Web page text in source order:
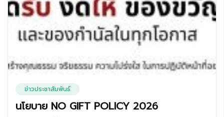
ข่าวประชาสัมพันธ์
นโยบาย NO GIFT POLICY 2026